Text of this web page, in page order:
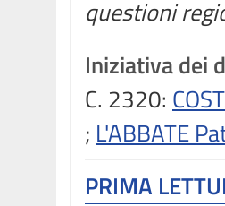
questioni
Iniziativa dei
C. 2320:
; L'ABBATE
PRIMA